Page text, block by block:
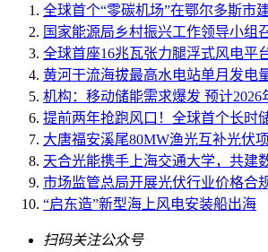
全球首个“零碳机场”在鄂尔多斯市
国家能源局乡村振兴工作领导小组
全球首座16兆瓦张力腿浮式风电平
黄河干流海拔最高水电站单月发电
机构：移动储能需求爆发 预计2026
提前两年抢跑风口！全球首个长时
大唐福安溪尾80MW渔光互补光伏
天合光能携手上海交通大学，共建
市场监管总局开展光伏行业价格合
“启东造”新型海上风电安装船出海
扫码关注公众号